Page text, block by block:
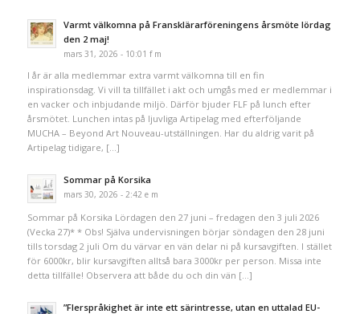
Varmt välkomna på Fransklärarföreningens årsmöte lördag
den 2 maj!
mars 31, 2026 - 10:01 f m
I år är alla medlemmar extra varmt välkomna till en fin
inspirationsdag. Vi vill ta tillfället i akt och umgås med er medlemmar i
en vacker och inbjudande miljö. Därför bjuder FLF på lunch efter
årsmötet. Lunchen intas på ljuvliga Artipelag med efterföljande
MUCHA – Beyond Art Nouveau-utställningen. Har du aldrig varit på
Artipelag tidigare, […]
Sommar på Korsika
mars 30, 2026 - 2:42 e m
Sommar på Korsika Lördagen den 27 juni – fredagen den 3 juli 2026
(Vecka 27)* * Obs! Själva undervisningen börjar söndagen den 28 juni
tills torsdag 2 juli Om du värvar en vän delar ni på kursavgiften. I stället
för 6000kr, blir kursavgiften alltså bara 3000kr per person. Missa inte
detta tillfälle! Observera att både du och din vän […]
”Flerspråkighet är inte ett särintresse, utan en uttalad EU-